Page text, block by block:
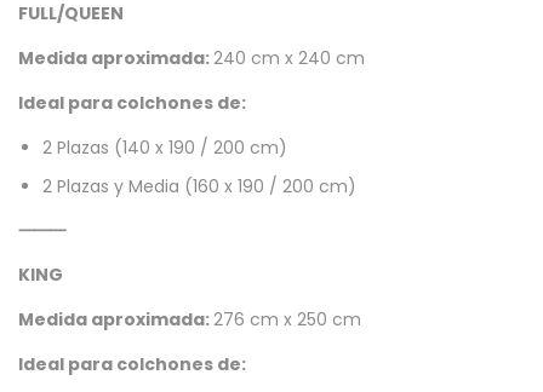
FULL/QUEEN
Medida aproximada:240 cm x 240 cm
Ideal para colchones de:
2 Plazas (140 x 190 / 200 cm)
2 Plazas y Media (160 x 190 / 200 cm)
⸻
KING
Medida aproximada:276 cm x 250 cm
Ideal para colchones de: